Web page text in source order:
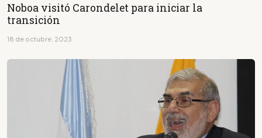
Noboa visitó Carondelet para iniciar la
transición
18 de octubre, 2023